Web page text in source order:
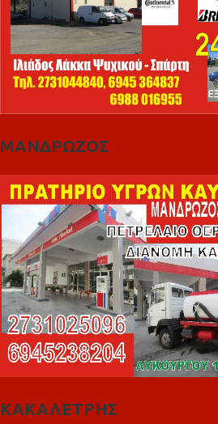
ΜΑΝΔΡΩΖΟΣ
ΚΑΚΑΛΕΤΡΗΣ